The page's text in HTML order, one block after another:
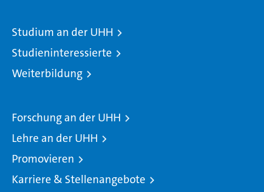
Studium an der UHH
Studieninteressierte
Weiterbildung
Forschung an der UHH
Lehre an der UHH
Promovieren
Karriere & Stellenangebote